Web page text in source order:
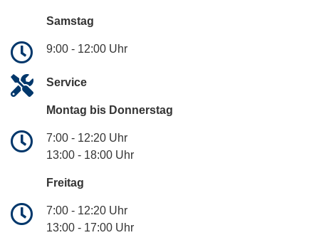
Samstag
9:00 - 12:00 Uhr
Service
Montag bis Donnerstag
7:00 - 12:20 Uhr
13:00 - 18:00 Uhr
Freitag
7:00 - 12:20 Uhr
13:00 - 17:00 Uhr